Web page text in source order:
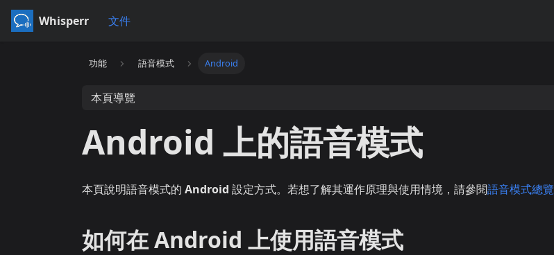
Whisperr 文件
功能 語音模式 Android
本頁導覽
Android 上的語音模式
本頁說明語音模式的 Android 設定方式。若想了解其運作原理與使用情境，請參閱語音模式總覽
如何在 Android 上使用語音模式